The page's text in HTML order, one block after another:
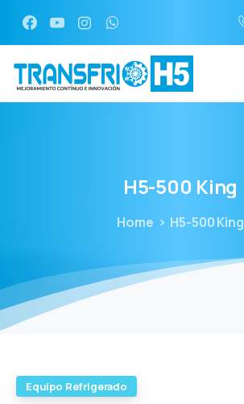
H5-500 King
Home H5-500 King
Equipo Refrigerado